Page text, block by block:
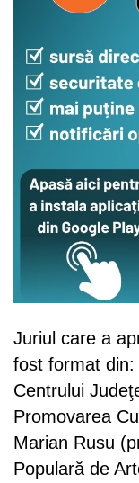
Juriul care a
fost format din:
Centrului
Promovarea
Marian Rusu
Populară de